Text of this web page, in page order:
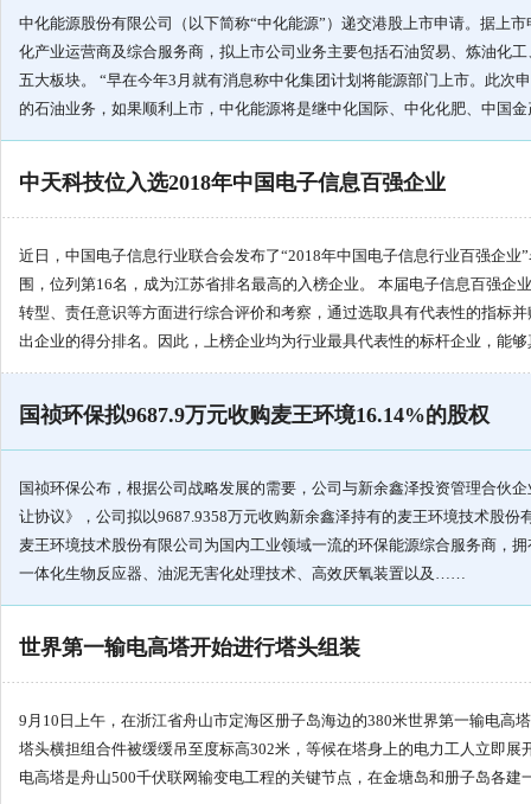
中化能源股份有限公司（以下简称“中化能源”）递交港股上市申请。据上
化产业运营商及综合服务商，拟上市公司业务主要包括石油贸易、炼油化
五大板块。 “早在今年3月就有消息称中化集团计划将能源部门上市。此次
的石油业务，如果顺利上市，中化能源将是继中化国际、中化化肥、中国
中天科技位入选2018年中国电子信息百强企业
近日，中国电子信息行业联合会发布了“2018年中国电子信息行业百强企业
围，位列第16名，成为江苏省排名最高的入榜企业。 本届电子信息百强企
转型、责任意识等方面进行综合评价和考察，通过选取具有代表性的指标
出企业的得分排名。因此，上榜企业均为行业最具代表性的标杆企业，能
国祯环保拟9687.9万元收购麦王环境16.14%的股权
国祯环保公布，根据公司战略发展的需要，公司与新余鑫泽投资管理合伙
让协议》，公司拟以9687.9358万元收购新余鑫泽持有的麦王环境技术股份
麦王环境技术股份有限公司为国内工业领域一流的环保能源综合服务商，
一体化生物反应器、油泥无害化处理技术、高效厌氧装置以及……
世界第一输电高塔开始进行塔头组装
9月10日上午，在浙江省舟山市定海区册子岛海边的380米世界第一输电高
塔头横担组合件被缓缓吊至度标高302米，等候在塔身上的电力工人立即展
电高塔是舟山500千伏联网输变电工程的关键节点，在金塘岛和册子岛各